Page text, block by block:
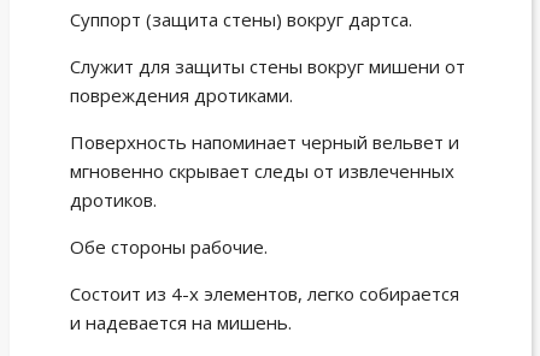
Суппорт (защита стены) вокруг дартса.
Служит для защиты стены вокруг мишени от
повреждения дротиками.
Поверхность напоминает черный вельвет и
мгновенно скрывает следы от извлеченных
дротиков.
Обе стороны рабочие.
Состоит из 4-х элементов, легко собирается
и надевается на мишень.